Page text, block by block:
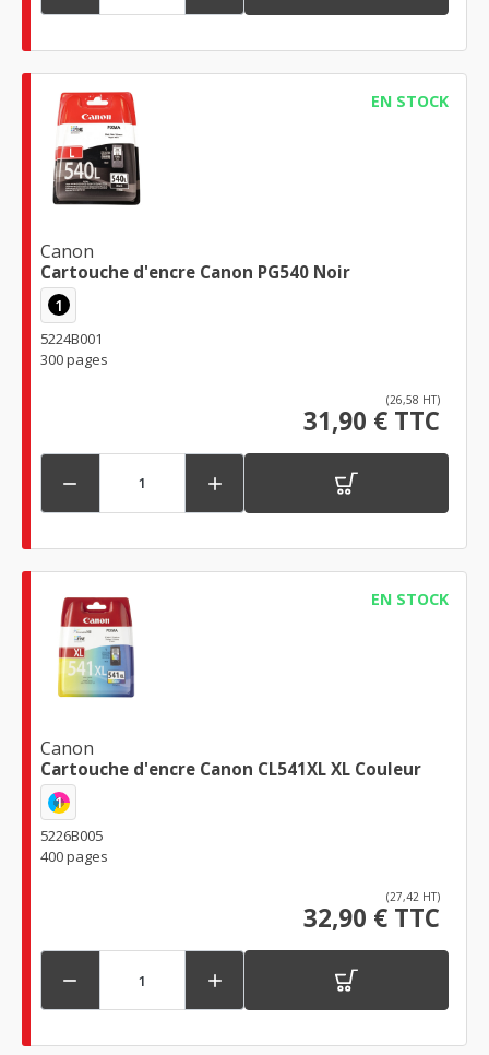
EN STOCK
Canon
Cartouche d'encre Canon PG540 Noir
1
5224B001
300 pages
(26,58 HT)
31,90 € TTC
 
EN STOCK
Canon
Cartouche d'encre Canon CL541XL XL Couleur
1
5226B005
400 pages
(27,42 HT)
32,90 € TTC
 